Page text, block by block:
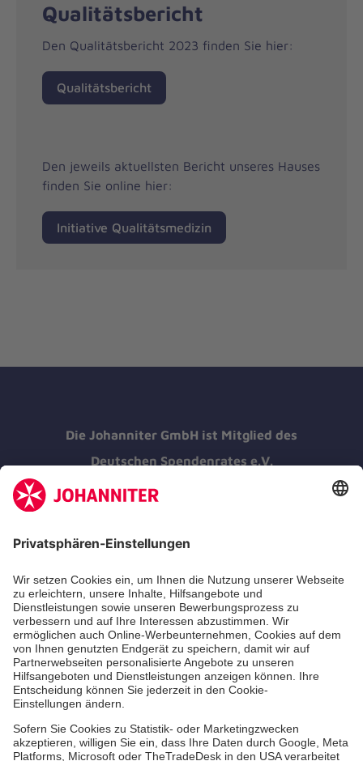
Qualitätsbericht
Den Qualitätsbericht 2023 finden Sie hier:
Qualitätsbericht
Den jeweils aktuellsten Bericht unseres Hauses
finden Sie online hier:
Initiative Qualitätsmedizin
Die Johanniter GmbH ist Mitglied des
Deutschen Spendenrates e.V.
Kununu Top Company 2026
Medizin & Pflege
Zentren